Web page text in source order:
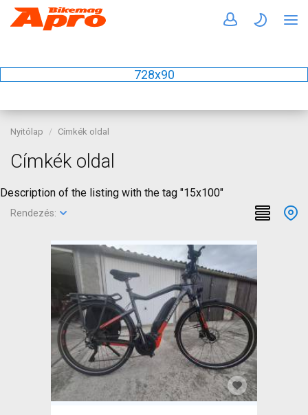
728x90
Nyitólap Címkék oldal
Címkék oldal
Description of the listing with the tag "15x100"
Rendezés: